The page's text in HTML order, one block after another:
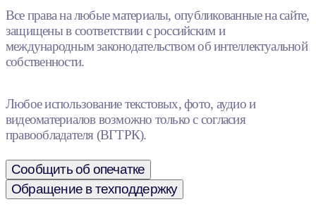
Все права на любые материалы, опубликованные на сайте,
защищены в соответствии с российским и
международным законодательством об интеллектуальной
собственности.
Любое использование текстовых, фото, аудио и
видеоматериалов возможно только с согласия
правообладателя (ВГТРК).
Сообщить об опечатке
Обращение в техподдержку